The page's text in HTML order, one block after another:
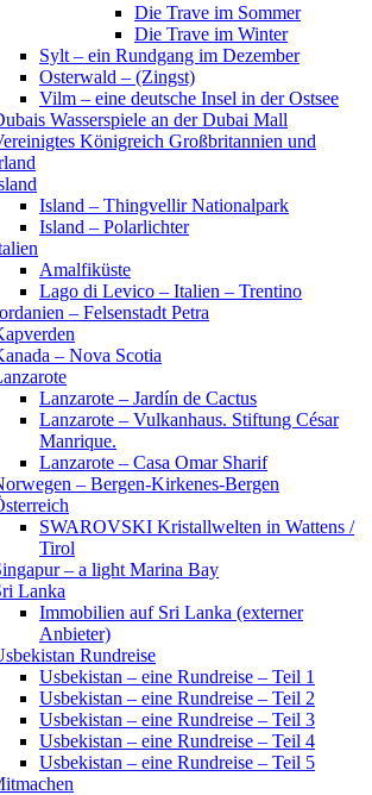
Die Trave im Sommer
Die Trave im Winter
Sylt – ein Rundgang im Dezember
Osterwald – (Zingst)
Vilm – eine deutsche Insel in der Ostsee
Wasserspiele an der Dubai Mall
Königreich Großbritannien und
Island – Thingvellir Nationalpark
Island – Polarlichter
Amalfiküste
Lago di Levico – Italien – Trentino
– Felsenstadt Petra
– Nova Scotia
Lanzarote – Jardín de Cactus
Lanzarote – Vulkanhaus. Stiftung César
Manrique.
Lanzarote – Casa Omar Sharif
– Bergen-Kirkenes-Bergen
SWAROVSKI Kristallwelten in Wattens /
Tirol
– a light Marina Bay
Lanka
Immobilien auf Sri Lanka (externer
Anbieter)
Rundreise
Usbekistan – eine Rundreise – Teil 1
Usbekistan – eine Rundreise – Teil 2
Usbekistan – eine Rundreise – Teil 3
Usbekistan – eine Rundreise – Teil 4
Usbekistan – eine Rundreise – Teil 5